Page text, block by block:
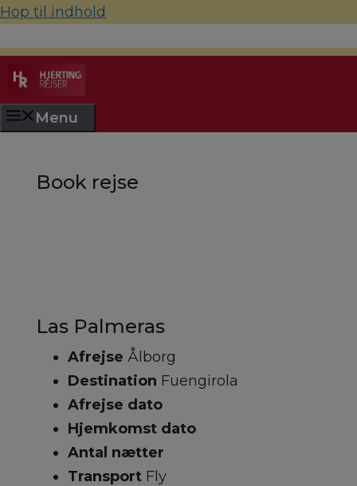
Hop til indhold
Menu
Book rejse
Las Palmeras
Afrejse Ålborg
Destination Fuengirola
Afrejse dato
Hjemkomst dato
Antal nætter
Transport Fly